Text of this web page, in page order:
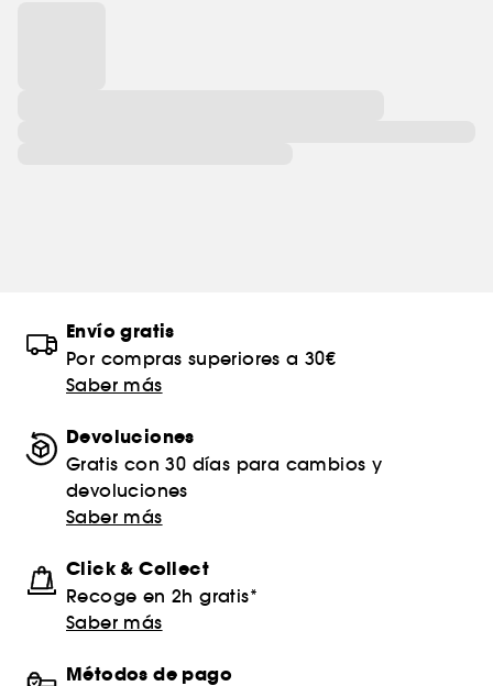
Envío gratis
Por compras superiores a 30€
Saber más
Devoluciones
Gratis con 30 días para cambios y
devoluciones
Saber más
Click & Collect
Recoge en 2h gratis*
Saber más
Métodos de pago